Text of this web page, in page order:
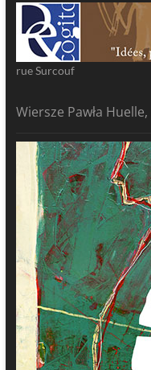
rue Surcouf
Wiersze Pawła